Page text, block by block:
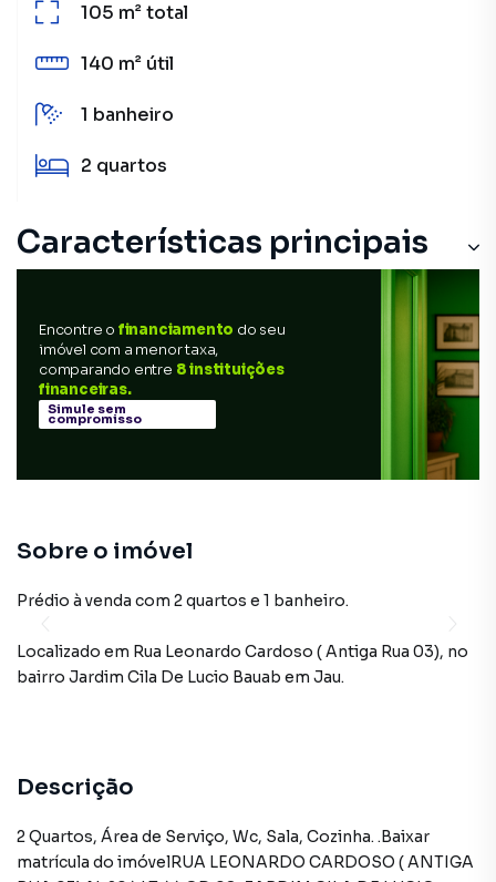
105 m²total
140 m² útil
1 banheiro
2 quartos
Características principais
Encontre o financiamento do seu
imóvel com a menor taxa,
comparando entre 8 instituições
financeiras.
Simule sem
compromisso
Sobre o imóvel
Prédio à venda com 2 quartos e 1 banheiro.
Localizado em Rua Leonardo Cardoso ( Antiga Rua 03), no
bairro Jardim Cila De Lucio Bauab em Jau.
Descrição
2 Quartos, Área de Serviço, Wc, Sala, Cozinha. .Baixar
matrícula do imóvelRUA LEONARDO CARDOSO ( ANTIGA